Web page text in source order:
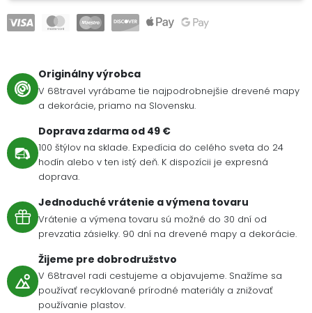
Originálny výrobca
V 68travel vyrábame tie najpodrobnejšie drevené mapy
a dekorácie, priamo na Slovensku.
Doprava zdarma od 49 €
100 štýlov na sklade. Expedícia do celého sveta do 24
hodín alebo v ten istý deň. K dispozícii je expresná
doprava.
Jednoduché vrátenie a výmena tovaru
Vrátenie a výmena tovaru sú možné do 30 dní od
prevzatia zásielky. 90 dní na drevené mapy a dekorácie.
Žijeme pre dobrodružstvo
V 68travel radi cestujeme a objavujeme. Snažíme sa
používať recyklované prírodné materiály a znižovať
používanie plastov.